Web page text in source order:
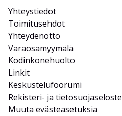
Yhteystiedot
Toimitusehdot
Yhteydenotto
Varaosamyymälä
Kodinkonehuolto
Linkit
Keskustelufoorumi
Rekisteri- ja tietosuojaseloste
Muuta evästeasetuksia